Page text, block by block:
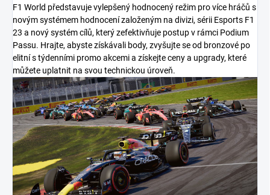
F1 World představuje vylepšený hodnocený režim pro více hráčů s
novým systémem hodnocení založeným na divizi, sérii Esports F1
23 a nový systém cílů, který zefektivňuje postup v rámci Podium
Passu. Hrajte, abyste získávali body, zvyšujte se od bronzové po
elitní s týdenními promo akcemi a získejte ceny a upgrady, které
můžete uplatnit na svou technickou úroveň.